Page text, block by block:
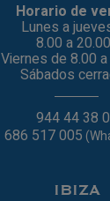
Horario de
Lunes a
8.00 a
Viernes de 8.00
Sábados
944 44 38
686 517 005
IBIZA